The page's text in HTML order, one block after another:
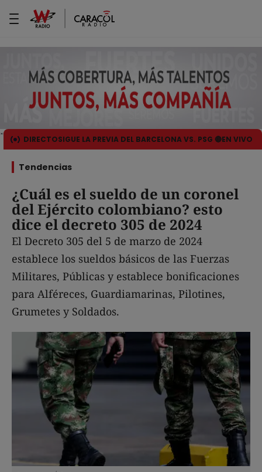
DIRECTOSIGUE LA PREVIA DEL BARCELONA VS. PSG 🔴EN VIVO
Tendencias
¿Cuál es el sueldo de un coronel
del Ejército colombiano? esto
dice el decreto 305 de 2024
El Decreto 305 del 5 de marzo de 2024
establece los sueldos básicos de las Fuerzas
Militares, Públicas y establece bonificaciones
para Alféreces, Guardiamarinas, Pilotines,
Grumetes y Soldados.